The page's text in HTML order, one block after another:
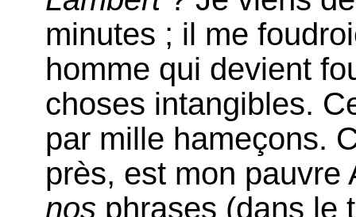
minutes ; il me
homme qui devient
choses intangibles.
par mille hameçons.
près, est mon pauvre
nos phrases (dans le